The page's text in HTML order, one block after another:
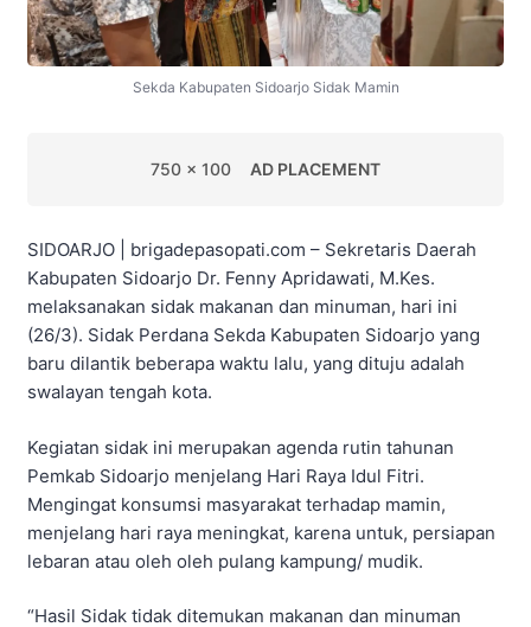
Sekda Kabupaten Sidoarjo Sidak Mamin
750 x 100 AD PLACEMENT
SIDOARJO | brigadepasopati.com – Sekretaris Daerah
Kabupaten Sidoarjo Dr. Fenny Apridawati, M.Kes.
melaksanakan sidak makanan dan minuman, hari ini
(26/3). Sidak Perdana Sekda Kabupaten Sidoarjo yang
baru dilantik beberapa waktu lalu, yang dituju adalah
swalayan tengah kota.
Kegiatan sidak ini merupakan agenda rutin tahunan
Pemkab Sidoarjo menjelang Hari Raya Idul Fitri.
Mengingat konsumsi masyarakat terhadap mamin,
menjelang hari raya meningkat, karena untuk, persiapan
lebaran atau oleh oleh pulang kampung/ mudik.
“Hasil Sidak tidak ditemukan makanan dan minuman